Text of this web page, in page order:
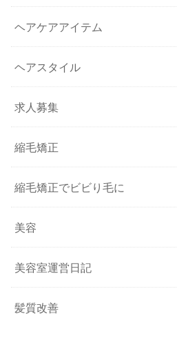
ヘアケアアイテム
ヘアスタイル
求人募集
縮毛矯正
縮毛矯正でビビり毛に
美容
美容室運営日記
髪質改善